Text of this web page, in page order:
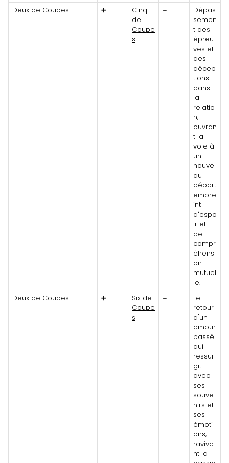
Deux de Coupes
➕
Cinq
de
Coupe
s
=
Dépas
semen
t des
épreu
ves et
des
décep
tions
dans
la
relatio
n,
ouvran
t la
voie à
un
nouve
au
départ
empre
int
d'espo
ir et
de
compr
éhensi
on
mutuel
le.
Deux de Coupes
➕
Six de
Coupe
s
=
Le
retour
d'un
amour
passé
qui
ressur
git
avec
ses
souve
nirs et
ses
émoti
ons,
raviva
nt la